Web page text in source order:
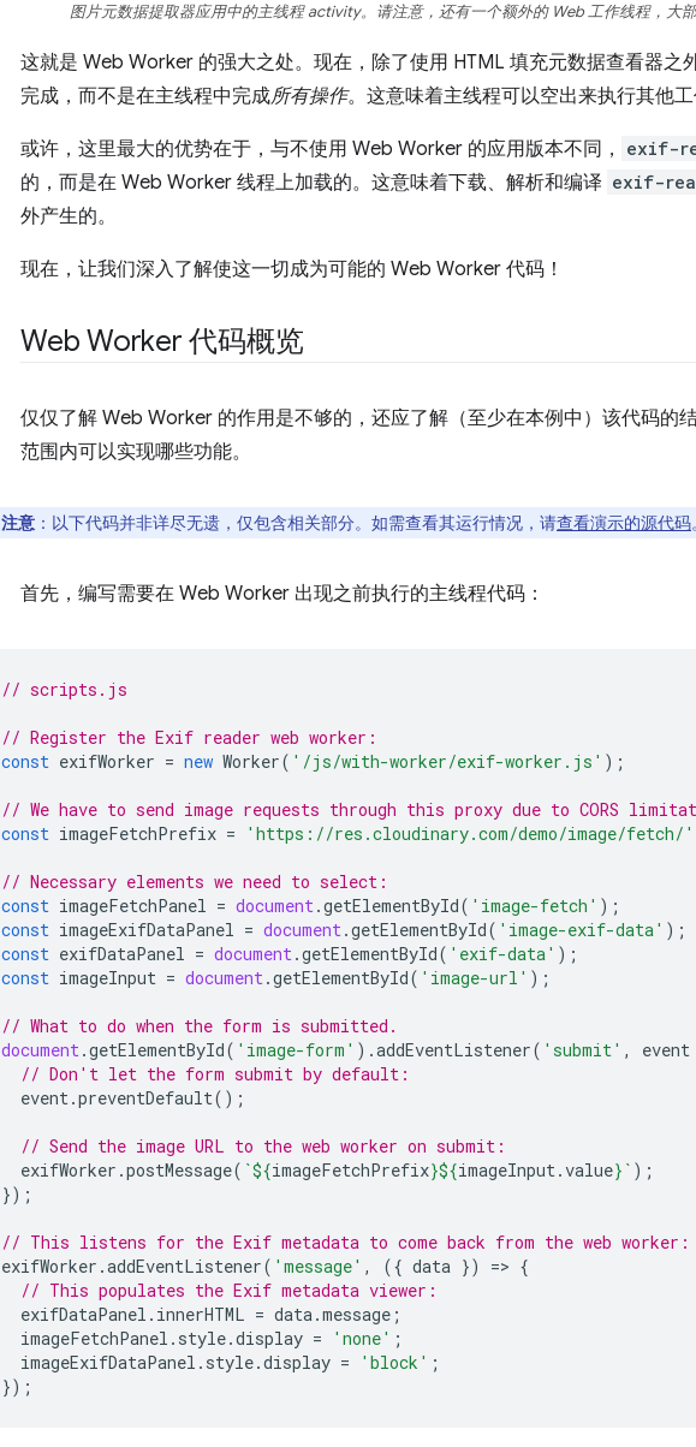
图片元数据提取器应用中的主线程 activity。请注意，还有一个额外的 Web 工作线程，大
这就是 Web Worker 的强大之处。现在，除了使用 HTML 填充元数据查看器之
完成，而不是在主线程中完成所有操作。这意味着主线程可以空出来执行其他
或许，这里最大的优势在于，与不使用 Web Worker 的应用版本不同， exif-
的，而是在 Web Worker 线程上加载的。这意味着下载、解析和编译 exif-
外产生的。
现在，让我们深入了解使这一切成为可能的 Web Worker 代码！
Web Worker 代码概览
仅仅了解 Web Worker 的作用是不够的，还应了解（至少在本例中）该代码的
范围内可以实现哪些功能。
注意 ：以下代码并非详尽无遗，仅包含相关部分。如需查看其运行情况，请查看演示的源代码
首先，编写需要在 Web Worker 出现之前执行的主线程代码：
// scripts.js
// Register the Exif reader web worker:
const exifWorker = new Worker( '/js/with-worker/exif-worker.js' );
// We have to send image requests through this proxy due to CORS
const imageFetchPrefix = 'https://res.cloudinary.com/demo/image/fetch/'
// Necessary elements we need to select:
const imageFetchPanel = document .getElementById( 'image-fetch' );
const imageExifDataPanel = document .getElementById( 'image-exif-data' );
const exifDataPanel = document .getElementById( 'exif-data' );
const imageInput = document .getElementById( 'image-url' );
// What to do when the form is submitted.
document .getElementById( 'image-form' ).addEventListener( 'submit' ,
event
// Don't let the form submit by default:
event .preventDefault();
// Send the image URL to the web worker on submit:
exifWorker .postMessage( `${imageFetchPrefix}${imageInput .value} ` );
});
// This listens for the Exif metadata to come back from the web worker:
exifWorker .addEventListener( 'message' , ({ data }) => {
// This populates the Exif metadata viewer:
exifDataPanel . innerHTML = data .message ;
imageFetchPanel . style.display = 'none' ;
imageExifDataPanel . style.display = 'block' ;
});